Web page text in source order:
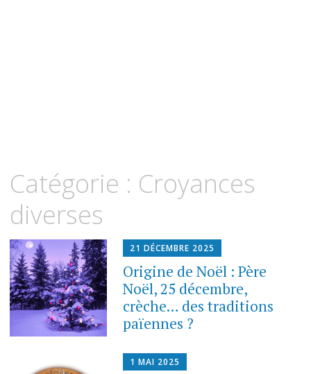
Catégorie : Croyances
diverses
21 DÉCEMBRE 2025
Origine de Noël : Père
Noël, 25 décembre,
crèche… des traditions
païennes ?
1 MAI 2025